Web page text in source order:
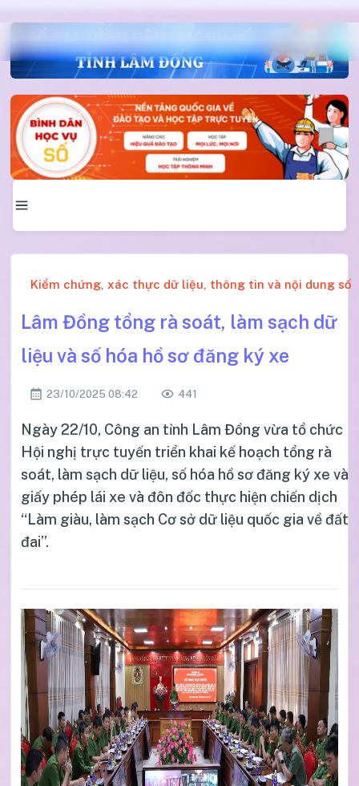
Kiểm chứng, xác thực dữ liệu, thông tin và nội dung số
Lâm Đồng tổng rà soát, làm sạch dữ
liệu và số hóa hồ sơ đăng ký xe
23/10/2025 08:42 441
Ngày 22/10, Công an tỉnh Lâm Đồng vừa tổ chức
Hội nghị trực tuyến triển khai kế hoạch tổng rà
soát, làm sạch dữ liệu, số hóa hồ sơ đăng ký xe và
giấy phép lái xe và đôn đốc thực hiện chiến dịch
“Làm giàu, làm sạch Cơ sở dữ liệu quốc gia về đất
đai”.